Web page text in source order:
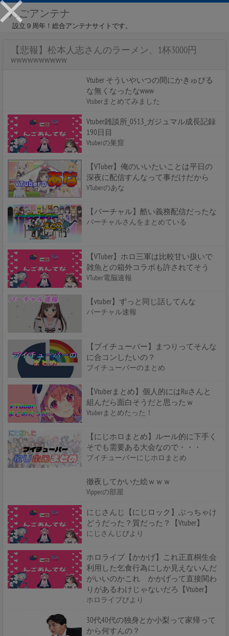
んごアンテナ
設立９周年！総合アンテナサイトです。
【悲報】松本人志さんのラーメン、1杯3000円
wwwwwwwwww
Vtuber そういやいつの間にかきゅぴる
な無くなったなwww
Vtuberまとめてみました
Vtuber雑談所_0513_ガジュマル成長記録
190日目
Vtuberの巣窟
【VTuber】俺のいいたいことは平日の
深夜に配信すんなって事だけだから
VTuberのあな
【バーチャル】酷い義務配信だったな
バーチャルさんをまとめている
【VTuber】ホロ三軍は比較甘い扱いで
雑魚との箱外コラボも許されてそう
VTuber電脳速報
【vtuber】ずっと同じ話してんな
バーチャル速報
【ブイチューバー】まつりってそんな
に合コンしたいの？
ブイチューバーのまとめ
【Vtuberまとめ】個人的にはRuさんと
組んだら面白そうだと思ったｗ
Vtuberまとめたった！
【にじホロまとめ】ルール的に下手く
そでも需要ある大会なので・・・
ブイチューバーにじホロまとめ
徹夜してかいた絵ｗｗｗ
Vipperの部屋
にじさんじ【にじロック】ぶっちゃけ
どうだった？質だった？【Vtuber】
にじさんじびより
ホロライブ【かかげ】これ正直桐生会
利用した乞食行為にしか見えないんだ
がいいのかこれ かかげって直接関わ
りがあるわけじゃないだろ【Vtuber】
ホロライブびより
30代40代の独身とか小梨って家帰って
から何すんの？